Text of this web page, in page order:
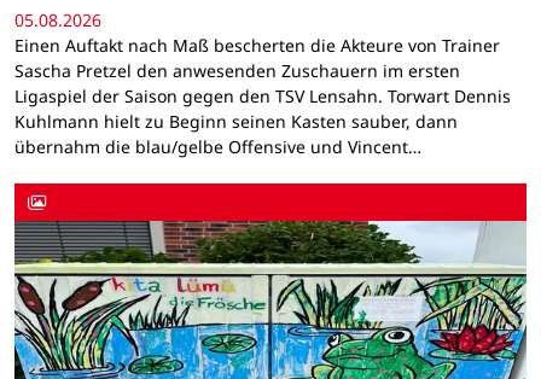
05.08.2026
Einen Auftakt nach Maß bescherten die Akteure von Trainer
Sascha Pretzel den anwesenden Zuschauern im ersten
Ligaspiel der Saison gegen den TSV Lensahn. Torwart Dennis
Kuhlmann hielt zu Beginn seinen Kasten sauber, dann
übernahm die blau/gelbe Offensive und Vincent…